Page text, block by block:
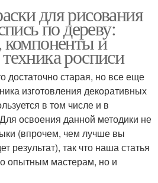
для рисования
по дереву:
компоненты и
росписи
достаточно старая, но все еще
изготовления декоративных
в том числе и в
освоения данной методики не
(впрочем, чем лучше вы
результат), так что наша статья
опытным мастерам, но и